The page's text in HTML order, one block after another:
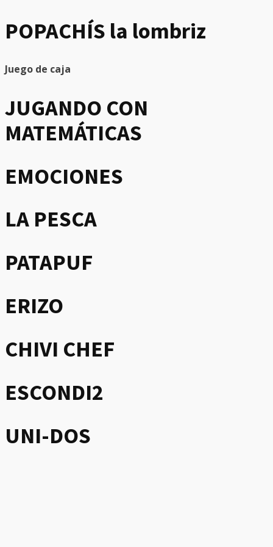
POPACHÍS la lombriz
Juego de caja
JUGANDO CON
MATEMÁTICAS
EMOCIONES
LA PESCA
PATAPUF
ERIZO
CHIVI CHEF
ESCONDI2
UNI-DOS